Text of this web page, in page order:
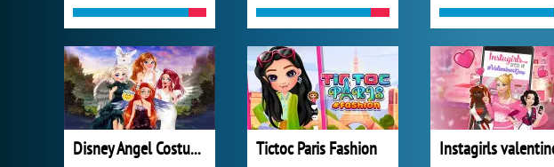
Disney Angel Costumes Tictoc Paris Fashion